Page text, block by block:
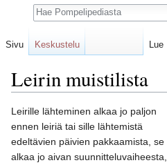
Leirin muistilista
Leirille lähteminen alkaa jo paljon
ennen leiriä tai sille lähtemistä
edeltävien päivien pakkaamista, se
alkaa jo aivan suunnitteluvaiheesta,
Sivu Keskustelu Lue